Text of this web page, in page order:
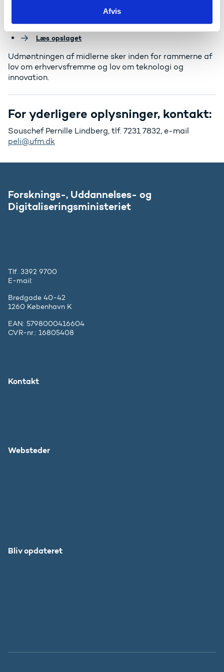
Afvis
De kommende klyngeorganisationer skal ansøge i maj
Læs opslaget
Udmøntningen af midlerne sker inden for rammerne af
lov om erhvervsfremme og lov om teknologi og
innovation.
For yderligere oplysninger, kontakt:
Souschef Pernille Lindberg, tlf. 7231 7832, e-mail
peli@ufm.dk
Forsknings-, Uddannelses- og
Digitaliseringsministeriet
Tlf. 3392 9700
E-mail:
Bredgade 40-42
1260 København K
EAN: 5798000416604
CVR-nr.: 16805408
Kontakt
Websteder
Bliv opdateret